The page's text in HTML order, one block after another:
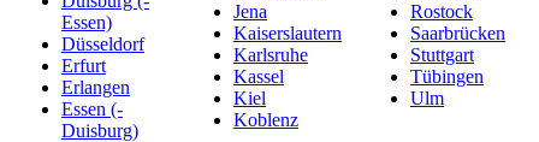
Essen)
Düsseldorf
Erfurt
Erlangen
Essen (-
Duisburg)
Jena
Kaiserslautern
Karlsruhe
Kassel
Kiel
Koblenz
Rostock
Saarbrücken
Stuttgart
Tübingen
Ulm